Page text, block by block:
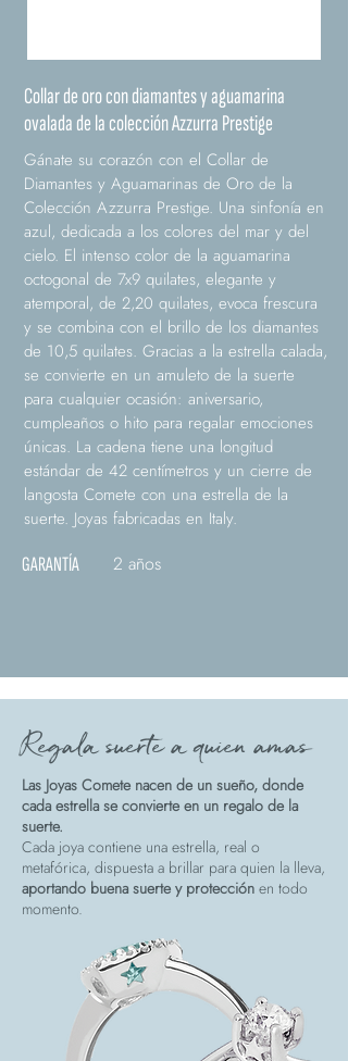
Collar de oro con diamantes y aguamarina
ovalada de la colección Azzurra Prestige
Gánate su corazón con el Collar de
Diamantes y Aguamarinas de Oro de la
Colección Azzurra Prestige. Una sinfonía en
azul, dedicada a los colores del mar y del
cielo. El intenso color de la aguamarina
octogonal de 7x9 quilates, elegante y
atemporal, de 2,20 quilates, evoca frescura
y se combina con el brillo de los diamantes
de 10,5 quilates. Gracias a la estrella calada,
se convierte en un amuleto de la suerte
para cualquier ocasión: aniversario,
cumpleaños o hito para regalar emociones
únicas. La cadena tiene una longitud
estándar de 42 centímetros y un cierre de
langosta Comete con una estrella de la
suerte. Joyas fabricadas en Italy.
GARANTÍA 2 años
Regala suerte a quien amas
Las Joyas Comete nacen de un sueño, donde
cada estrella se convierte en un regalo de la
suerte.
Cada joya contiene una estrella, real o
metafórica, dispuesta a brillar para quien la lleva,
aportando buena suerte y protección en todo
momento.